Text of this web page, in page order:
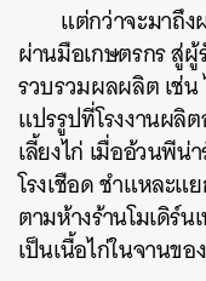
แต่กว่าจะมาถึ
ผ่านมือเกษตรกร สู่
รวบรวมผลผลิต เช่
แปรรูปที่โรงงานผลิ
เลี้ยงไก่ เมื่ออ้วนพีน่
โรงเชือด ชำแหละแ
ตามห้างร้านโมเดิร์
เป็นเนื้อไก่ในจานขอ